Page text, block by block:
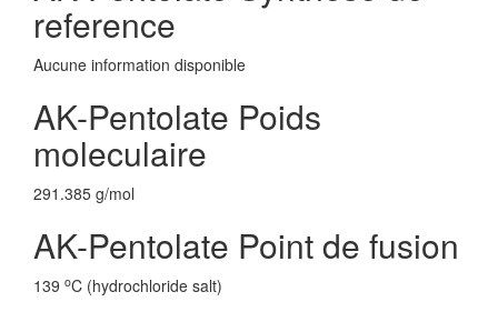
reference
Aucune information disponible
AK-Pentolate Poids
moleculaire
291.385 g/mol
AK-Pentolate Point de fusion
139 oC (hydrochloride salt)